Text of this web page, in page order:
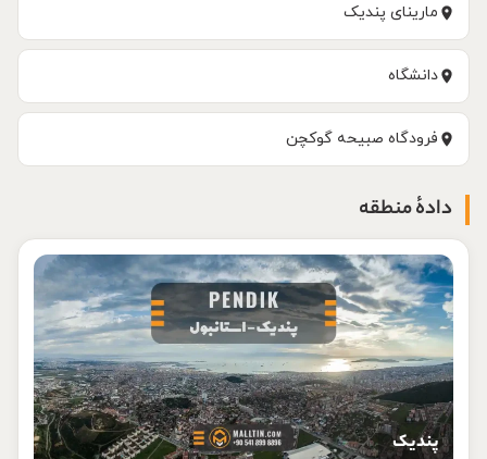
مارینای پندیک
دانشگاه
فرودگاه صبیحه گوکچن
دادهٔ منطقه
پندیک